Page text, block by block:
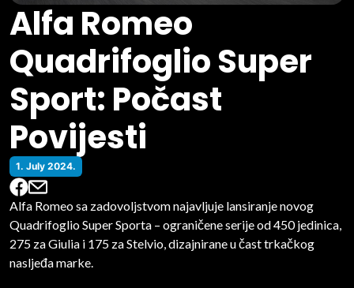
Alfa Romeo
Quadrifoglio Super
Sport: Počast
Povijesti
1. July 2024.
Alfa Romeo sa zadovoljstvom najavljuje lansiranje novog
Quadrifoglio Super Sporta – ograničene serije od 450 jedinica,
275 za Giulia i 175 za Stelvio, dizajnirane u čast trkačkog
nasljeđa marke.